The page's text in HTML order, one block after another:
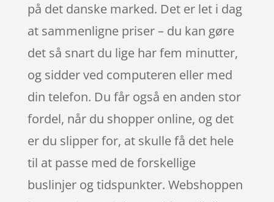
på det danske marked. Det er let i dag
at sammenligne priser – du kan gøre
det så snart du lige har fem minutter,
og sidder ved computeren eller med
din telefon. Du får også en anden stor
fordel, når du shopper online, og det
er du slipper for, at skulle få det hele
til at passe med de forskellige
buslinjer og tidspunkter. Webshoppen